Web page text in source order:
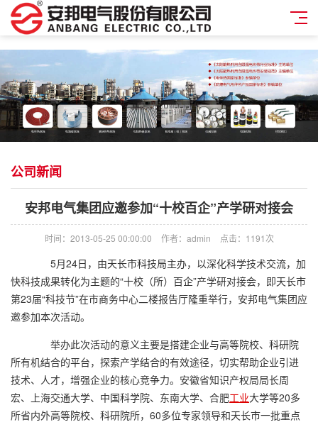
公司新闻
安邦电气集团应邀参加“十校百企”产学研对接会
时间：2013-05-25 00:00:00 作者：admin 点击： 1191次
5月24日，由天长市科技局主办，以深化科学技术交流，加
快科技成果转化为主题的“十校（所）百企”产学研对接会，即天长市
第23届“科技节”在市商务中心二楼报告厅隆重举行，安邦电气集团应
邀参加本次活动。
举办此次活动的意义主要是搭建企业与高等院校、科研院
所有机结合的平台，探索产学结合的有效途径，切实帮助企业引进
技术、人才，增强企业的核心竞争力。安徽省知识产权局局长周
宏、上海交通大学、中国科学院、东南大学、合肥工业大学等20多
所省内外高等院校、科研院所，60多位专家领导和天长市一批重点